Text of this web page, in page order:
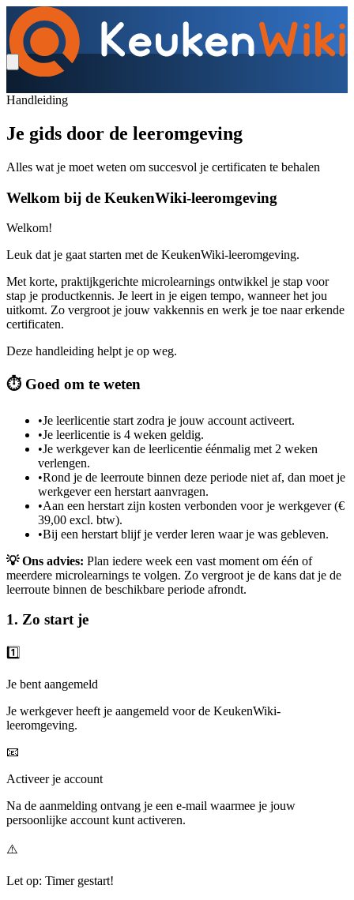
Handleiding
Je gids door de leeromgeving
Alles wat je moet weten om succesvol je certificaten te behalen
Welkom bij de KeukenWiki-leeromgeving
Welkom!
Leuk dat je gaat starten met de KeukenWiki-leeromgeving.
Met korte, praktijkgerichte microlearnings ontwikkel je stap voor
stap je productkennis. Je leert in je eigen tempo, wanneer het jou
uitkomt. Zo vergroot je jouw vakkennis en werk je toe naar erkende
certificaten.
Deze handleiding helpt je op weg.
⏱️ Goed om te weten
•Je leerlicentie start zodra je jouw account activeert.
•Je leerlicentie is 4 weken geldig.
•Je werkgever kan de leerlicentie éénmalig met 2 weken
verlengen.
•Rond je de leerroute binnen deze periode niet af, dan moet je
werkgever een herstart aanvragen.
•Aan een herstart zijn kosten verbonden voor je werkgever (€
39,00 excl. btw).
•Bij een herstart blijf je verder leren waar je was gebleven.
💡 Ons advies: Plan iedere week een vast moment om één of
meerdere microlearnings te volgen. Zo vergroot je de kans dat je de
leerroute binnen de beschikbare periode afrondt.
1. Zo start je
1️⃣
Je bent aangemeld
Je werkgever heeft je aangemeld voor de KeukenWiki-
leeromgeving.
📧
Activeer je account
Na de aanmelding ontvang je een e-mail waarmee je jouw
persoonlijke account kunt activeren.
⚠️
Let op: Timer gestart!